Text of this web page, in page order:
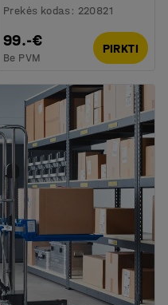
Prekės kodas : 220821
99.-€
Be PVM
PIRKTI